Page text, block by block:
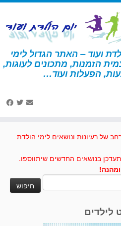
ועוד – האתר הגדול לימי
הזמנות, מתכונים לעוגות,
הפעלות ועוד…
של רעיונות ונושאים לימי הולדת
בנושאים החדשים שיתווספו.
לילדים